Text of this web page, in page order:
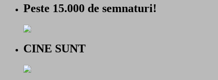
Peste 15.000 de semnaturi!
CINE SUNT